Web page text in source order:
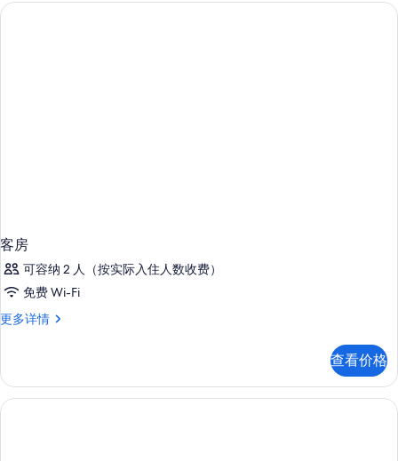
客房
可容纳 2 人（按实际入住人数收费）
免费 Wi-Fi
更多详情
客
信
息
查看价格